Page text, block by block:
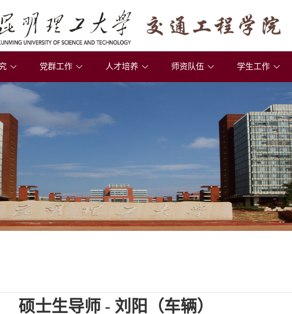
党群工作 人才培养 师资队伍 学生工作
硕士生导师 - 刘阳（车辆）